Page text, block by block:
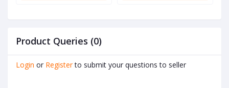
Product Queries (0)
Login or Register to submit your questions to seller